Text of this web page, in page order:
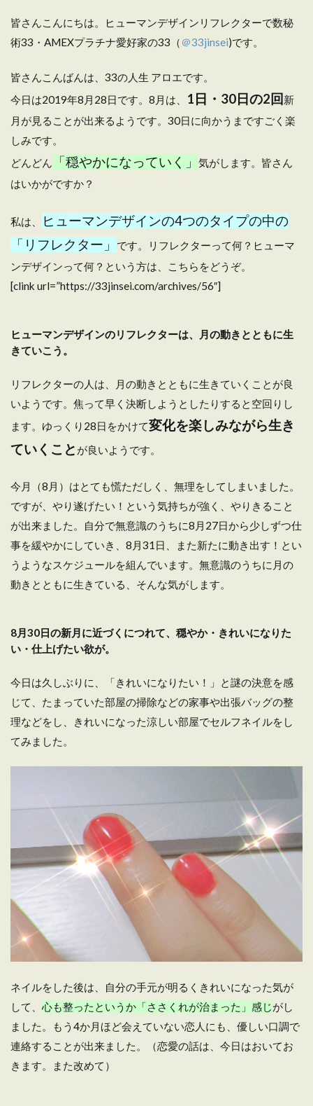
皆さんこんにちは。ヒューマンデザインリフレクターで数秘
術33・AMEXプラチナ愛好家の33（ ＠33jinsei)です。
皆さんこんばんは、33の人生 アロエです。
今日は2019年8月28日です。8月は、
1日・30日の2回 新
月が見ることが出来るようです。30日に向かうまですごく楽
しみです。
どんどん
「穏やかになっていく」
気がします。皆さん
はいかがですか？
私は、
ヒューマンデザインの4つのタイプの中の
「リフレクター」
です。リフレクターって何？ヒューマ
ンデザインって何？という方は、こちらをどうぞ。
[clink url=”https://33jinsei.com/archives/56″]
ヒューマンデザインのリフレクターは、月の動きとともに生
きていこう。
リフレクターの人は、月の動きとともに生きていくことが良
いようです。焦って早く決断しようとしたりすると空回りし
ます。ゆっくり28日をかけて変化を楽しみながら生き
ていくこと が良いようです。
今月（8月）はとても慌ただしく、無理をしてしまいました。
ですが、やり遂げたい！という気持ちが強く、やりきること
が出来ました。自分で無意識のうちに8月27日から少しずつ仕
事を緩やかにしていき、8月31日、また新たに動き出す！とい
うようなスケジュールを組んでいます。無意識のうちに月の
動きとともに生きている、そんな気がします。
8月30日の新月に近づくにつれて、穏やか・きれいになりた
い・仕上げたい欲が。
今日は久しぶりに、「きれいになりたい！」と謎の決意を感
じて、たまっていた部屋の掃除などの家事や出張バッグの整
理などをし、きれいになった涼しい部屋でセルフネイルをし
てみました。
ネイルをした後は、自分の手元が明るくきれいになった気が
して、 心も整ったというか「ささくれが治まった」感じがし
ました。もう4か月ほど会えていない恋人にも、優しい口調で
連絡することが出来ました。（恋愛の話は、今日はおいてお
きます。また改めて）